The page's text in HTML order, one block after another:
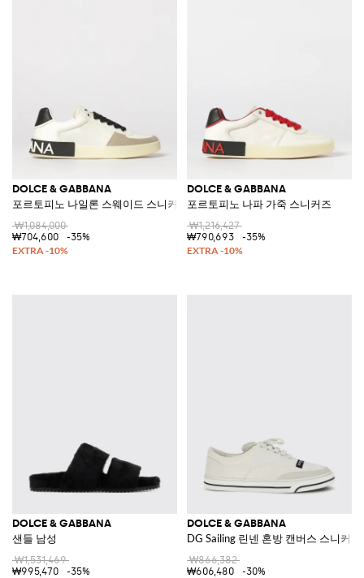
DOLCE & GABBANA
포르토피노 나일론 스웨이드 스니커즈
₩1,084,000
₩704,600
-35%
DOLCE & GABBANA
포르토피노 나파 가죽 스니커즈
₩1,216,427
₩790,693
-35%
DOLCE & GABBANA
샌들 남성
₩1,531,469
₩995,470
-35%
DOLCE & GABBANA
DG Sailing 린넨 혼방 캔버스 스니커즈
₩866,382
₩606,480
-30%